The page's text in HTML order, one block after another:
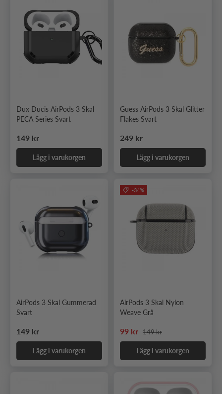
Dux Ducis AirPods 3 Skal
PECA Series Svart
Ordinarie pris
149 kr
Lägg i varukorgen
Guess AirPods 3 Skal Glitter
Flakes Svart
Ordinarie pris
249 kr
Lägg i varukorgen
AirPods 3 Skal Gummerad
Svart
Ordinarie pris
149 kr
Lägg i varukorgen
-34%
AirPods 3 Skal Nylon
Weave Grå
Nedsatt pris
99 kr Ordinarie pris
149 kr
Lägg i varukorgen